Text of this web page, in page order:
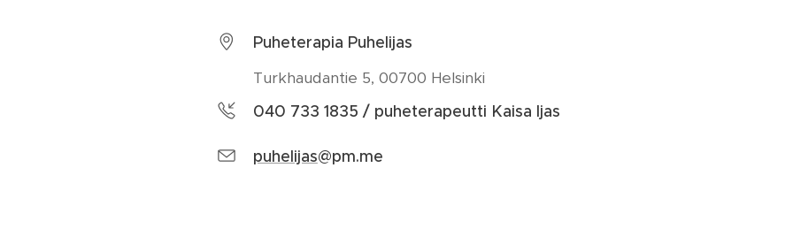
Puheterapia Puhelijas
Turkhaudantie 5, 00700 Helsinki
040 733 1835 / puheterapeutti Kaisa Ijas
puhelijas@pm.me